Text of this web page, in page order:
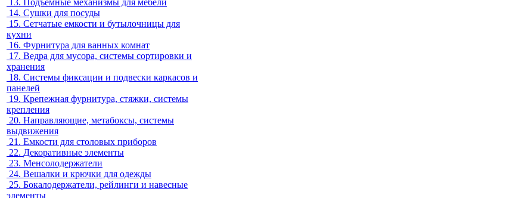
13. Подъемные механизмы для мебели
14. Сушки для посуды
15. Сетчатые емкости и бутылочницы для
кухни
16. Фурнитура для ванных комнат
17. Ведра для мусора, системы сортировки и
хранения
18. Системы фиксации и подвески каркасов и
панелей
19. Крепежная фурнитура, стяжки, системы
крепления
20. Направляющие, метабоксы, системы
выдвижения
21. Емкости для столовых приборов
22. Декоративные элементы
23. Менсолодержатели
24. Вешалки и крючки для одежды
25. Бокалодержатели, рейлинги и навесные
элементы